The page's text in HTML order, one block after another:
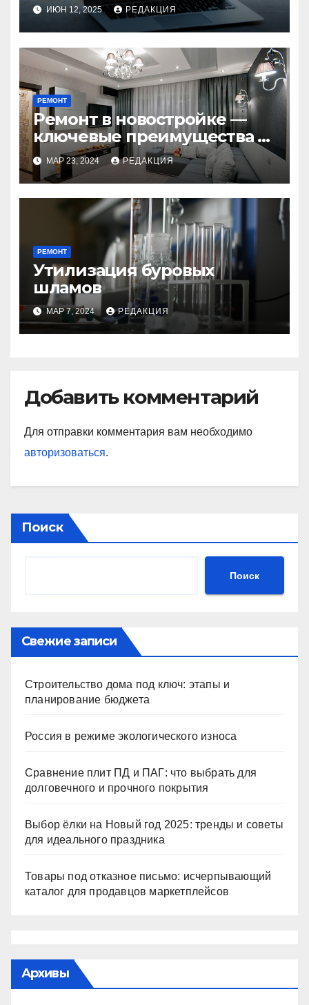
устройств
ИЮН 12, 2025 РЕДАКЦИЯ
РЕМОНТ
Ремонт в новостройке —
ключевые преимущества и
недостатки под
руководством специалиста
МАР 23, 2024 РЕДАКЦИЯ
РЕМОНТ
Утилизация буровых
шламов
МАР 7, 2024 РЕДАКЦИЯ
Добавить комментарий
Для отправки комментария вам необходимо
авторизоваться.
Поиск
Поиск
Свежие записи
Строительство дома под ключ: этапы и
планирование бюджета
Россия в режиме экологического износа
Сравнение плит ПД и ПАГ: что выбрать для
долговечного и прочного покрытия
Выбор ёлки на Новый год 2025: тренды и советы
для идеального праздника
Товары под отказное письмо: исчерпывающий
каталог для продавцов маркетплейсов
Архивы